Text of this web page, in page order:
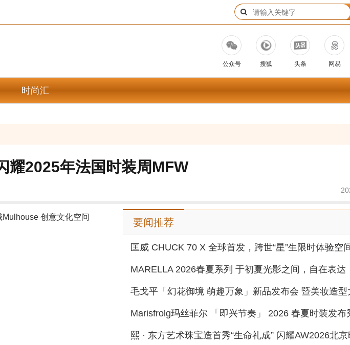
公众号 搜狐 头条 网易
时尚汇
耀2025年法国时装周MFW
创意文化空间
要闻推荐
MARELLA 2026春夏系列 于初夏光影之间，自在表达
Marisfrolg玛丝菲尔 「即兴节奏」 2026 春夏时装发布